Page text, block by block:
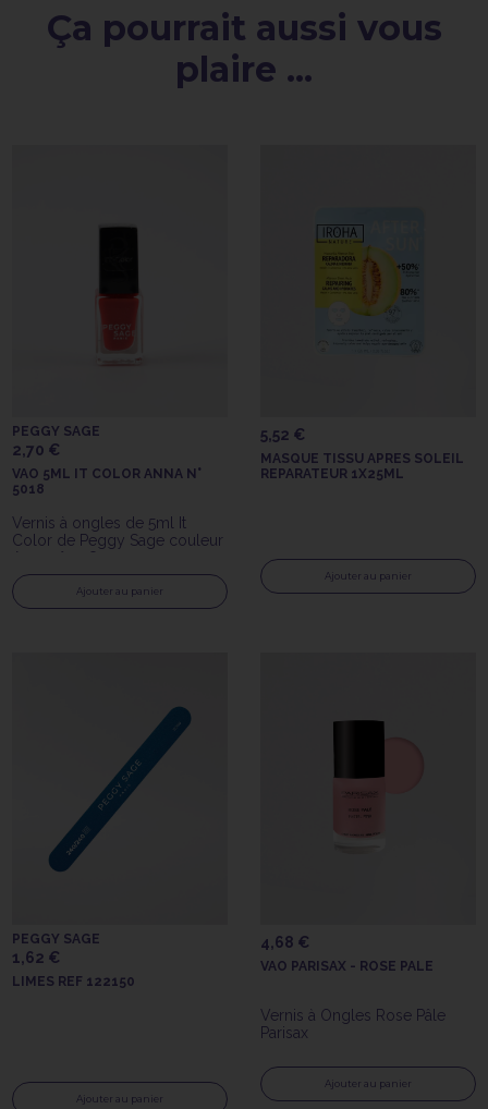
Ça pourrait aussi vous
plaire ...
PEGGY SAGE
2,70 €
VAO 5ML IT COLOR ANNA N°
5018
Vernis à ongles de 5ml It
Color de Peggy Sage couleur
Anna n°5018
Ajouter au panier
5,52 €
MASQUE TISSU APRES SOLEIL
REPARATEUR 1X25ML
Ajouter au panier
PEGGY SAGE
1,62 €
LIMES REF 122150
Ajouter au panier
4,68 €
VAO PARISAX - ROSE PALE
Vernis à Ongles Rose Pâle
Parisax
Ajouter au panier